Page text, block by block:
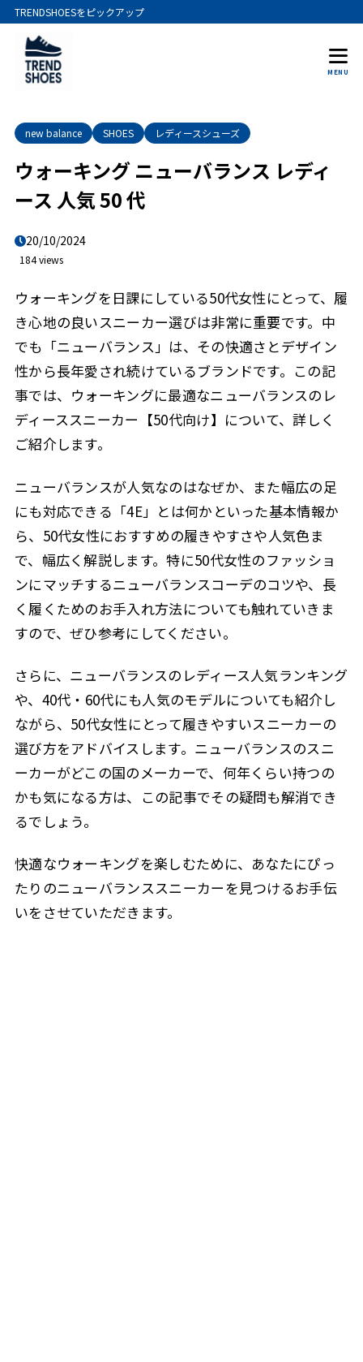
TRENDSHOESをピックアップ
MENU
new balance SHOES レディースシューズ
ウォーキング ニューバランス レディ
ース 人気 50 代
20/10/2024
184 views
ウォーキングを日課にしている50代女性にとって、履
き心地の良いスニーカー選びは非常に重要です。中
でも「ニューバランス」は、その快適さとデザイン
性から長年愛され続けているブランドです。この記
事では、ウォーキングに最適なニューバランスのレ
ディーススニーカー【50代向け】について、詳しく
ご紹介します。
ニューバランスが人気なのはなぜか、また幅広の足
にも対応できる「4E」とは何かといった基本情報か
ら、50代女性におすすめの履きやすさや人気色ま
で、幅広く解説します。特に50代女性のファッショ
ンにマッチするニューバランスコーデのコツや、長
く履くためのお手入れ方法についても触れていきま
すので、ぜひ参考にしてください。
さらに、ニューバランスのレディース人気ランキング
や、40代・60代にも人気のモデルについても紹介し
ながら、50代女性にとって履きやすいスニーカーの
選び方をアドバイスします。ニューバランスのスニ
ーカーがどこの国のメーカーで、何年くらい持つの
かも気になる方は、この記事でその疑問も解消でき
るでしょう。
快適なウォーキングを楽しむために、あなたにぴっ
たりのニューバランススニーカーを見つけるお手伝
いをさせていただきます。